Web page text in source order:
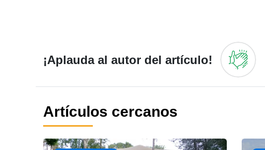
¡Aplauda al autor del artículo!
Artículos cercanos